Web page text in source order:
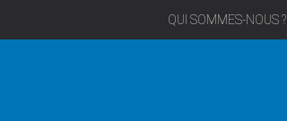
QUI SOMMES-NOUS ?